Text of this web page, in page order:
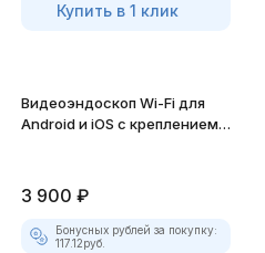
Купить в 1 клик
Видеоэндоскоп Wi-Fi для
Android и iOS с креплением
3 900 ₽
Бонусных рублей за покупку:
117.12руб.